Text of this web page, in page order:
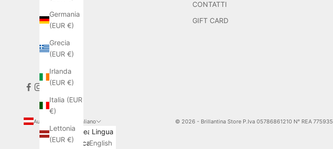
Germania
(EUR €)
Grecia
(EUR €)
Irlanda
(EUR €)
Italia (EUR
€)
Lettonia
(EUR €)
CONTATTI
GIFT CARD
Austria (EUR €)
Paese/Area
geografica
Italiano
Lingua
English
© 2026 - Brillantina Store P.Iva 05786861210 N° REA 775935